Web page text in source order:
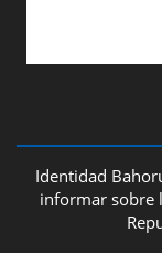
Identidad
informar sobre